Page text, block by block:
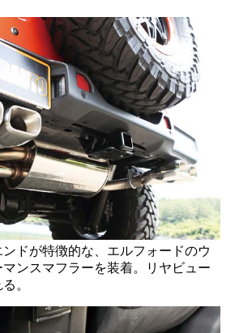
ドが特徴的な、エルフォードのウ
ンスマフラーを装着。リヤビュー
。